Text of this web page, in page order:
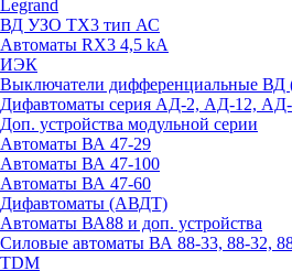
Legrand
ВД УЗО TX3 тип АС
Автоматы RX3 4,5 kA
ИЭК
Выключатели дифференциальные
Дифавтоматы серия АД-2, АД-12,
Доп. устройства модульной серии
Автоматы ВА 47-29
Автоматы ВА 47-100
Автоматы ВА 47-60
Дифавтоматы (АВДТ)
Автоматы ВА88 и доп. устройства
Силовые автоматы ВА 88-33, 88-32,
TDM